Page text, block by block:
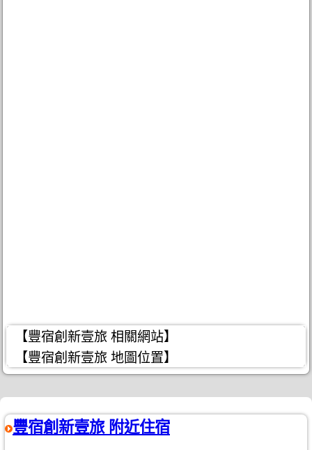
【豐宿創新壹旅 相關網站】
【豐宿創新壹旅 地圖位置】
豐宿創新壹旅 附近住宿